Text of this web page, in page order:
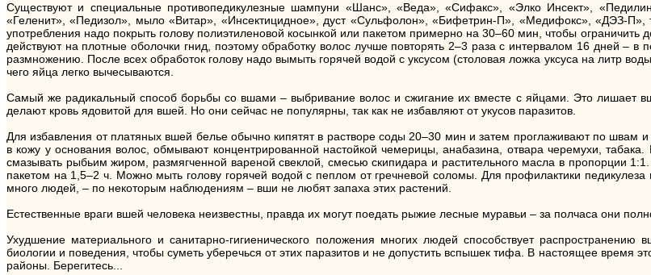
Существуют и специальные противопедикулезные шампуни «Шанс», «Веда», «Сифакс», «Элко Инсект»,
«Геленит», «Педизол», мыло «Витар», «Инсектицидное», дуст «Сульфолон», «Бифетрин-П», «Медифокс», «ДЭЗ-
употребления надо покрыть голову полиэтиленовой косынкой или пакетом примерно на 30–60 мин, чтобы ограничить
действуют на плотные оболочки гнид, поэтому обработку волос лучше повторять 2–3 раза с интервалом 16 дней –
размножению. После всех обработок голову надо вымыть горячей водой с уксусом (столовая ложка уксуса на литр
чего яйца легко вычесываются.
Самый же радикальный способ борьбы со вшами – выбривание волос и сжигание их вместе с яйцами. Это лишает
делают кровь ядовитой для вшей. Но они сейчас не популярны, так как не избавляют от укусов паразитов.
Для избавления от платяных вшей белье обычно кипятят в растворе соды 20–30 мин и затем проглаживают по
в кожу у основания волос, обмывают концентрированной настойкой чемерицы, анабазина, отвара черемухи,
смазывать рыбьим жиром, размягченной вареной свеклой, смесью скипидара и растительного масла в пропорции
пакетом на 1,5–2 ч. Можно мыть голову горячей водой с пеплом от гречневой соломы. Для профилактики
много людей, – по некоторым наблюдениям – вши не любят запаха этих растений.
Естественные враги вшей человека неизвестны, правда их могут поедать рыжие лесные муравьи – за полчаса они
Ухудшение материального и санитарно-гигиенического положения многих людей способствует
биологии и поведения, чтобы суметь уберечься от этих паразитов и не допустить вспышек тифа. В настоящее время
районы. Берегитесь...